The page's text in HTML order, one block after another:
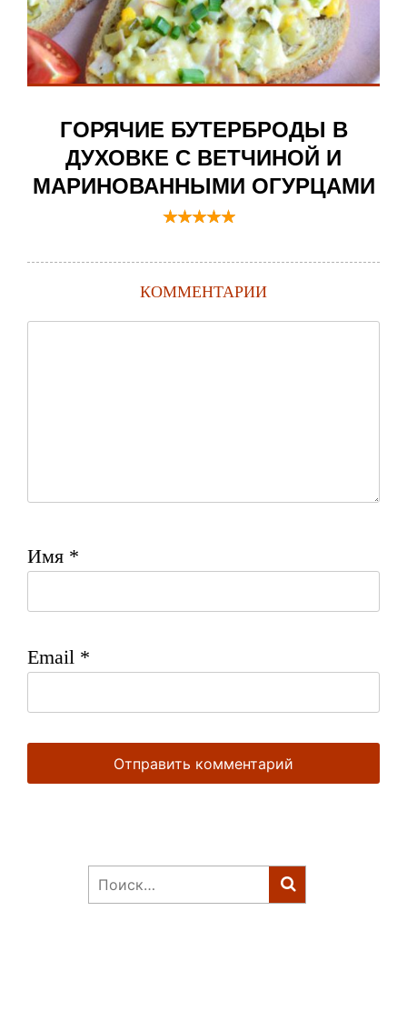
ГОРЯЧИЕ БУТЕРБРОДЫ В
ДУХОВКЕ С ВЕТЧИНОЙ И
МАРИНОВАННЫМИ ОГУРЦАМИ
КОММЕНТАРИИ
Имя *
Email *
Найти: